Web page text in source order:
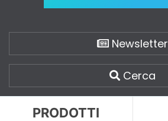
Newsletter
Cerca
PRODOTTI